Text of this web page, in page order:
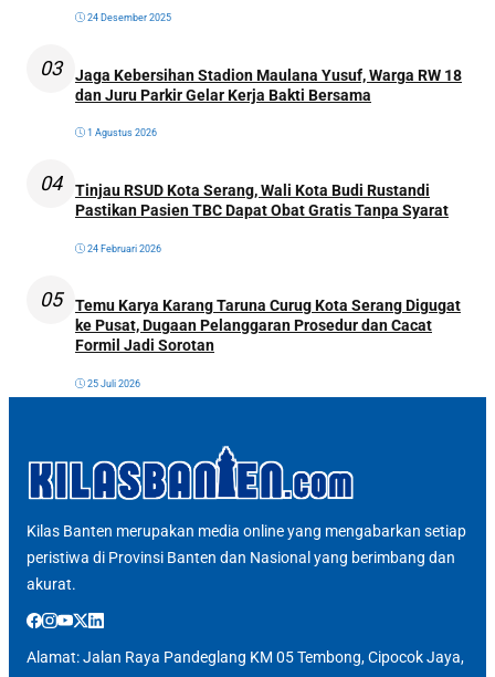
24 Desember 2025
03
Jaga Kebersihan Stadion Maulana Yusuf, Warga RW 18
dan Juru Parkir Gelar Kerja Bakti Bersama
1 Agustus 2026
04
Tinjau RSUD Kota Serang, Wali Kota Budi Rustandi
Pastikan Pasien TBC Dapat Obat Gratis Tanpa Syarat
24 Februari 2026
05
Temu Karya Karang Taruna Curug Kota Serang Digugat
ke Pusat, Dugaan Pelanggaran Prosedur dan Cacat
Formil Jadi Sorotan
25 Juli 2026
Kilas Banten merupakan media online yang mengabarkan setiap
peristiwa di Provinsi Banten dan Nasional yang berimbang dan
akurat.
Alamat: Jalan Raya Pandeglang KM 05 Tembong, Cipocok Jaya,